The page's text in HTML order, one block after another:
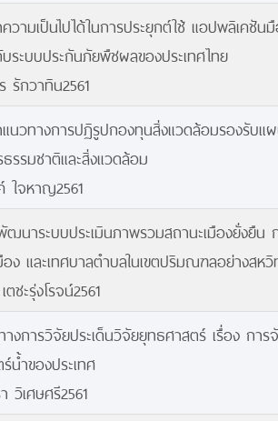
วามเป็นไปได้ในการประยุกต์ใช้ แอปพลิเคชันมื
ะบบประกันภัยพืชผลของประเทศไทย
รักวาทิน2561
นวทางการปฏิรูปกองทุนสิ่งแวดล้อมรองรับแ
รรมชาติและสิ่งแวดล้อม
ใจหาญ2561
ฒนาระบบประเมินภาพรวมสถานะเมืองยั่งยื
อง และเทศบาลตำบลในเขตปริมณฑลอย่างสห
ตชะรุ่งโรจน์2561
งการวิจัยประเด็นวิจัยยุทธศาสตร์ เรื่อง การ
น้ำของประเทศ
วิเศษศรี2561